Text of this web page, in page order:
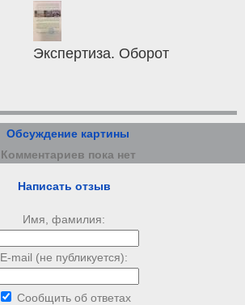
Экспертиза. Оборот
Обсуждение картины
Комментариев пока нет
Написать отзыв
Имя, фамилия:
E-mail (не публикуется):
Сообщить об ответах